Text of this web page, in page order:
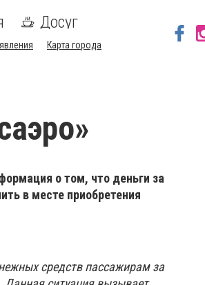
Досуг
Карта города
о том, что деньги за
в месте приобретения
средств пассажирам за